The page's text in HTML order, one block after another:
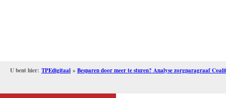
U bent hier: TPEdigitaal » Besparen door meer te sturen? Analyse zorgparagraaf